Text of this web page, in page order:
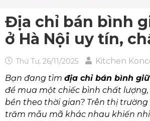
Nồi Áp Suất
Khay Gang, Lò Nướng
Phụ Kiện Gang
Dao Nhật
Trang Trí Bàn Ăn
Hũ Đựng Gia Vị
Khăn Bàn Ăn
Lót Nồi & Tay Cầm
Dụng Cụ Làm Kem
Khay Nướng Bánh
Ly Thủy Tinh
Bình Giữ Mát
Thiết Bị Sục Oxy
Máy Chiết Rượu
Dụng Cụ Pha Chế
Tinh Dầu
Dung Dịch Sát Khuẩn
Bình, Ly & Hũ Giữ Nhiệt
Bình Trà
Địa chỉ bán bình
ở Hà Nội uy tín,
Thứ Tư, 26/11/2025
Kitchen
Bạn đang tìm địa chỉ bán bình
để mua một chiếc bình chất
bền theo thời gian? Trên thị
trăm mẫu mã khác nhau khiến